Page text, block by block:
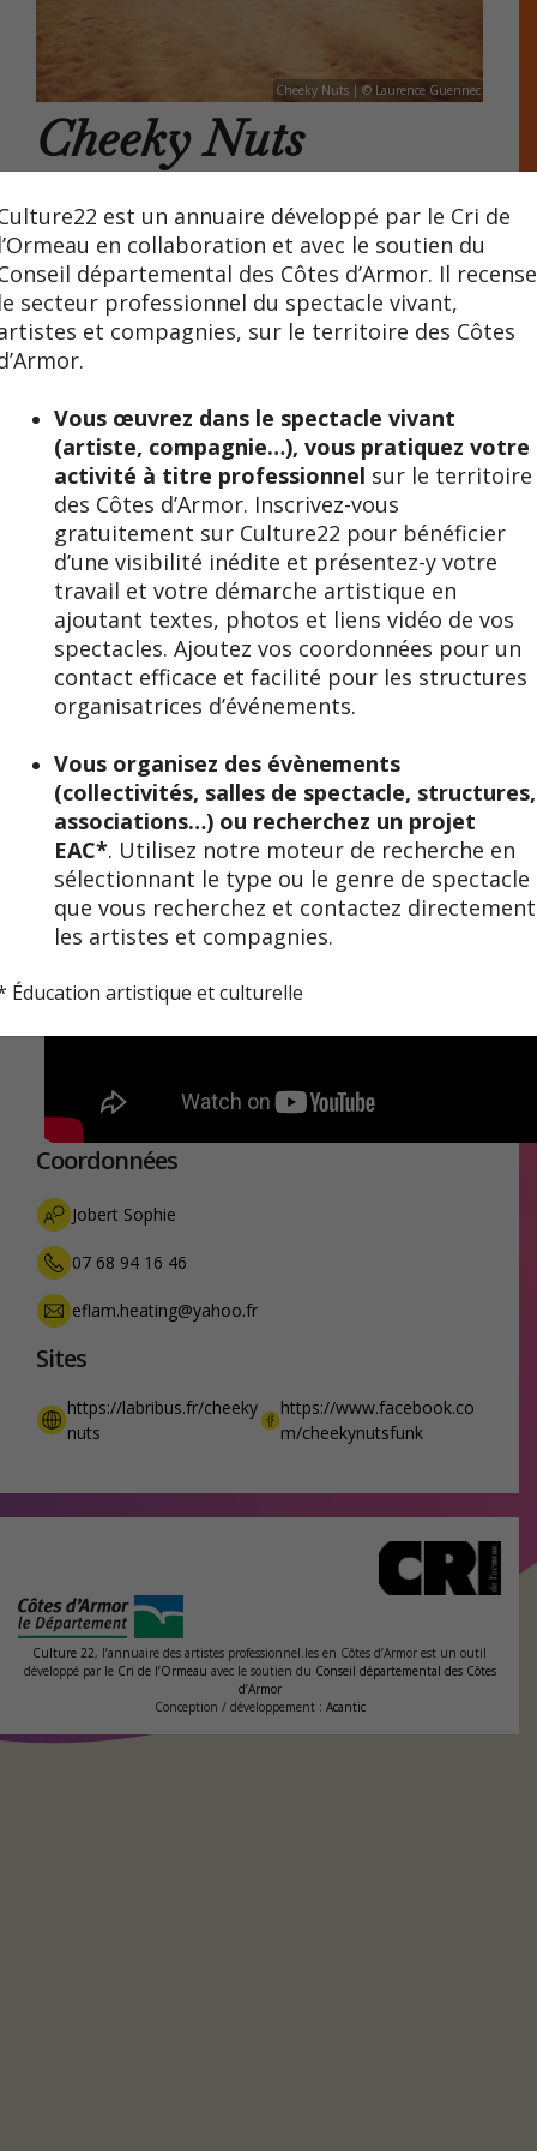
Cheeky Nuts | © Laurence Guennec
Cheeky Nuts
Des compositions soul, funky, disco avec des influences
multiples et une touche bien personnelle. Un trio guitare-
basse-batterie et une section cuivrée (sax baryton, ténor
ou alto, trompette ou trombone) dont les voix, les
rythmes et les mélodies chauffent l’ambiance et le
dancefloor ! Ce quintet s’inspire de toute la planète funk
et de ses satellites !
Coordonnées
Jobert Sophie
07 68 94 16 46
eflam.heating@yahoo.fr
Sites
https://labribus.fr/cheeky
nuts
https://www.facebook.co
m/cheekynutsfunk
Culture 22, l’annuaire des artistes professionnel.les en Côtes d’Armor est un outil
développé par le Cri de l’Ormeau avec le soutien du Conseil départemental des Côtes
d’Armor
Conception / développement : Acantic
est un annuaire développé par le Cri de
en collaboration et avec le soutien du
départemental des Côtes d’Armor. Il recense
secteur professionnel du spectacle vivant,
et compagnies, sur le territoire des Côtes
Vous œuvrez dans le spectacle vivant
(artiste, compagnie…), vous pratiquez votre
activité à titre professionnel sur le territoire
des Côtes d’Armor. Inscrivez-vous
gratuitement sur Culture22 pour bénéficier
d’une visibilité inédite et présentez-y votre
travail et votre démarche artistique en
ajoutant textes, photos et liens vidéo de vos
spectacles. Ajoutez vos coordonnées pour un
contact efficace et facilité pour les structures
organisatrices d’événements.
Vous organisez des évènements
(collectivités, salles de spectacle, structures,
associations…) ou recherchez un projet
EAC*. Utilisez notre moteur de recherche en
sélectionnant le type ou le genre de spectacle
que vous recherchez et contactez directement
les artistes et compagnies.
Éducation artistique et culturelle